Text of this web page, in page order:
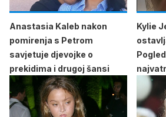
Anastasia Kaleb nakon
pomirenja s Petrom
savjetuje djevojke o
prekidima i drugoj šansi
Kylie